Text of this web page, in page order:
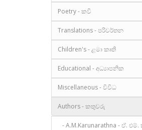
Poetry - කවි
Translations - පරිවර්තන
Children's - ළමා කෘති
Educational - අධ්‍යාපනික
Miscellaneous - විවිධ
Authors - කතුවරු
- A.M.Karunarathna - ඒ.